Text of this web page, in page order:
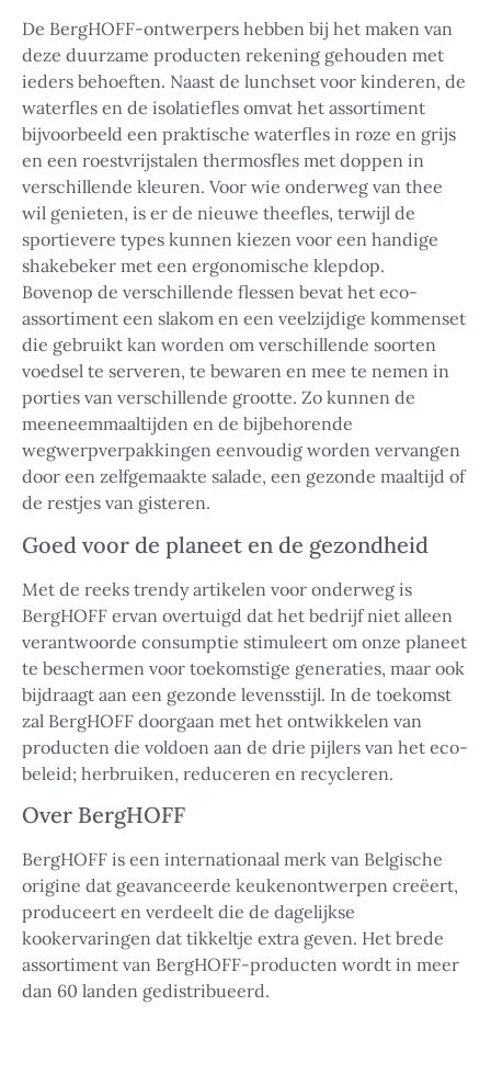
De BergHOFF-ontwerpers hebben bij het maken van
deze duurzame producten rekening gehouden met
ieders behoeften. Naast de lunchset voor kinderen, de
waterfles en de isolatiefles omvat het assortiment
bijvoorbeeld een praktische waterfles in roze en grijs
en een roestvrijstalen thermosfles met doppen in
verschillende kleuren. Voor wie onderweg van thee
wil genieten, is er de nieuwe theefles, terwijl de
sportievere types kunnen kiezen voor een handige
shakebeker met een ergonomische klepdop.
Bovenop de verschillende flessen bevat het eco-
assortiment een slakom en een veelzijdige kommenset
die gebruikt kan worden om verschillende soorten
voedsel te serveren, te bewaren en mee te nemen in
porties van verschillende grootte. Zo kunnen de
meeneemmaaltijden en de bijbehorende
wegwerpverpakkingen eenvoudig worden vervangen
door een zelfgemaakte salade, een gezonde maaltijd of
de restjes van gisteren.
Goed voor de planeet en de gezondheid
Met de reeks trendy artikelen voor onderweg is
BergHOFF ervan overtuigd dat het bedrijf niet alleen
verantwoorde consumptie stimuleert om onze planeet
te beschermen voor toekomstige generaties, maar ook
bijdraagt aan een gezonde levensstijl. In de toekomst
zal BergHOFF doorgaan met het ontwikkelen van
producten die voldoen aan de drie pijlers van het eco-
beleid; herbruiken, reduceren en recycleren.
Over BergHOFF
BergHOFF is een internationaal merk van Belgische
origine dat geavanceerde keukenontwerpen creëert,
produceert en verdeelt die de dagelijkse
kookervaringen dat tikkeltje extra geven. Het brede
assortiment van BergHOFF-producten wordt in meer
dan 60 landen gedistribueerd.